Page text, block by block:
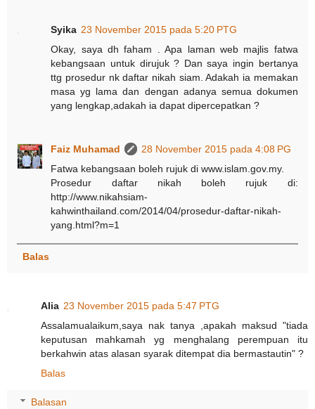
Syika 23 November 2015 pada 5:20 PTG
Okay, saya dh faham . Apa laman web majlis fatwa
kebangsaan untuk dirujuk ? Dan saya ingin bertanya
ttg prosedur nk daftar nikah siam. Adakah ia memakan
masa yg lama dan dengan adanya semua dokumen
yang lengkap,adakah ia dapat dipercepatkan ?
Faiz Muhamad
28 November 2015 pada 4:08 PG
Fatwa kebangsaan boleh rujuk di www.islam.gov.my.
Prosedur daftar nikah boleh rujuk di:
http://www.nikahsiam-
kahwinthailand.com/2014/04/prosedur-daftar-nikah-
yang.html?m=1
Balas
Alia 23 November 2015 pada 5:47 PTG
Assalamualaikum,saya nak tanya ,apakah maksud "tiada
keputusan mahkamah yg menghalang perempuan itu
berkahwin atas alasan syarak ditempat dia bermastautin" ?
Balas
Balasan